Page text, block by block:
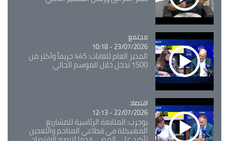
Catégorie
مجتمع
23/07/2026 - 10:18
المدير العام للغابات: 445 حريقاً وأكثر من
1500 تدخل خلال الموسم الحالي
Catégorie
اقتصاد
22/07/2026 - 12:13
بوحرب: المتابعة الرئاسية للمشاريع
المهيكلة في قطاعي المناجم والتعدين